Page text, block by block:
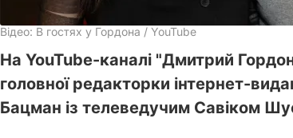
Відео: В гостях у Гордона / YouTube
На YouTube-каналі "Дмитрий
головної редакторки інтернет-
Бацман із телеведучим Савіком